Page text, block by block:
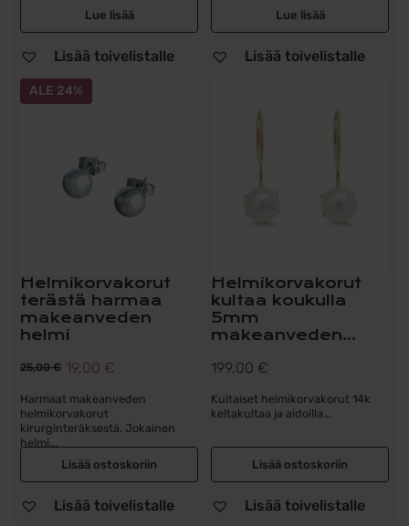
Lue lisää
Lisää toivelistalle
Lue lisää
Lisää toivelistalle
ALE 24%
Helmikorvakorut
terästä harmaa
makeanveden
helmi
25,00€
Alkuperäinen
hinta
oli:
25,00 €.
19,00 €
Nykyinen
hinta
on:
19,00 €.
Harmaat makeanveden
helmikorvakorut
kirurginteräksestä. Jokainen
helmi...
Lisää ostoskoriin
Lisää toivelistalle
Helmikorvakorut
kultaa koukulla
5mm
makeanveden...
199,00 €
Kultaiset helmikorvakorut 14k
keltakultaa ja aidoilla...
Lisää ostoskoriin
Lisää toivelistalle